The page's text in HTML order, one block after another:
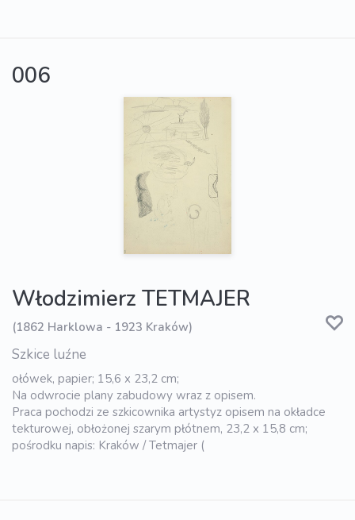
006
Włodzimierz TETMAJER
(1862 Harklowa - 1923 Kraków)
Szkice luźne
ołówek, papier; 15,6 x 23,2 cm;
Na odwrocie plany zabudowy wraz z opisem.
Praca pochodzi ze szkicownika artystyz opisem na okładce
tekturowej, obłożonej szarym płótnem, 23,2 x 15,8 cm;
pośrodku napis: Kraków / Tetmajer (